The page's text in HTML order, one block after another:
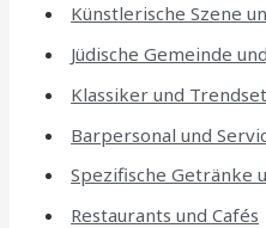
Künstlerische Szene
Jüdische Gemeinde
Klassiker und
Barpersonal und
Spezifische Getränke
Restaurants und Cafés